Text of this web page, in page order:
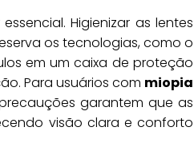
Higienizar as lentes
os tecnologias, como o
em um caixa de proteção
Para usuários com miopia
garantem que as
visão clara e conforto